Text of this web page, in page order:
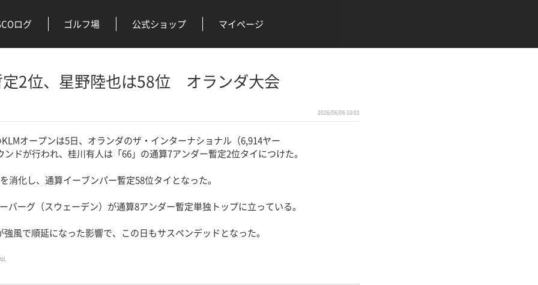
ログ ゴルフ場 公式ショップ マイページ
2位、星野陸也は58位 オランダ大会
2026/06/06 10:01
オープンは5日、オランダのザ・インターナショナル（6,914ヤー
ドが行われ、桂川有人は「66」の通算7アンダー暫定2位タイにつけた。
化し、通算イーブンパー暫定58位タイとなった。
ーグ（スウェーデン）が通算8アンダー暫定単独トップに立っている。
風で順延になった影響で、この日もサスペンデッドとなった。